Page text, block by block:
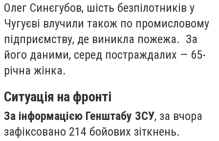
Олег Синєгубов, шість безпілотників у
Чугуєві влучили також по промисловому
підприємству, де виникла пожежа. За
його даними, серед постраждалих — 65-
річна жінка.
Ситуація на фронті
За інформацією Генштабу ЗСУ, за вчора
зафіксовано 214 бойових зіткнень.